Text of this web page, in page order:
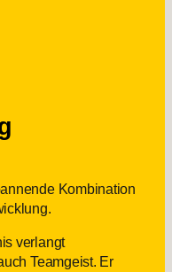
Kombination
verlangt
Teamgeist. Er